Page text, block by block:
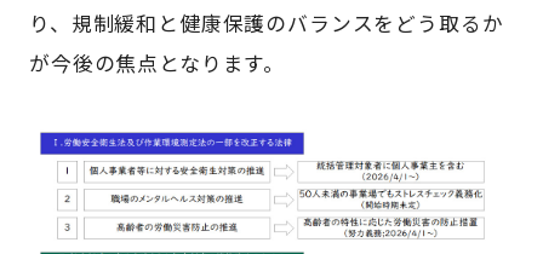
り、規制緩和と健康保護のバランスをどう取るか
が今後の焦点となります。